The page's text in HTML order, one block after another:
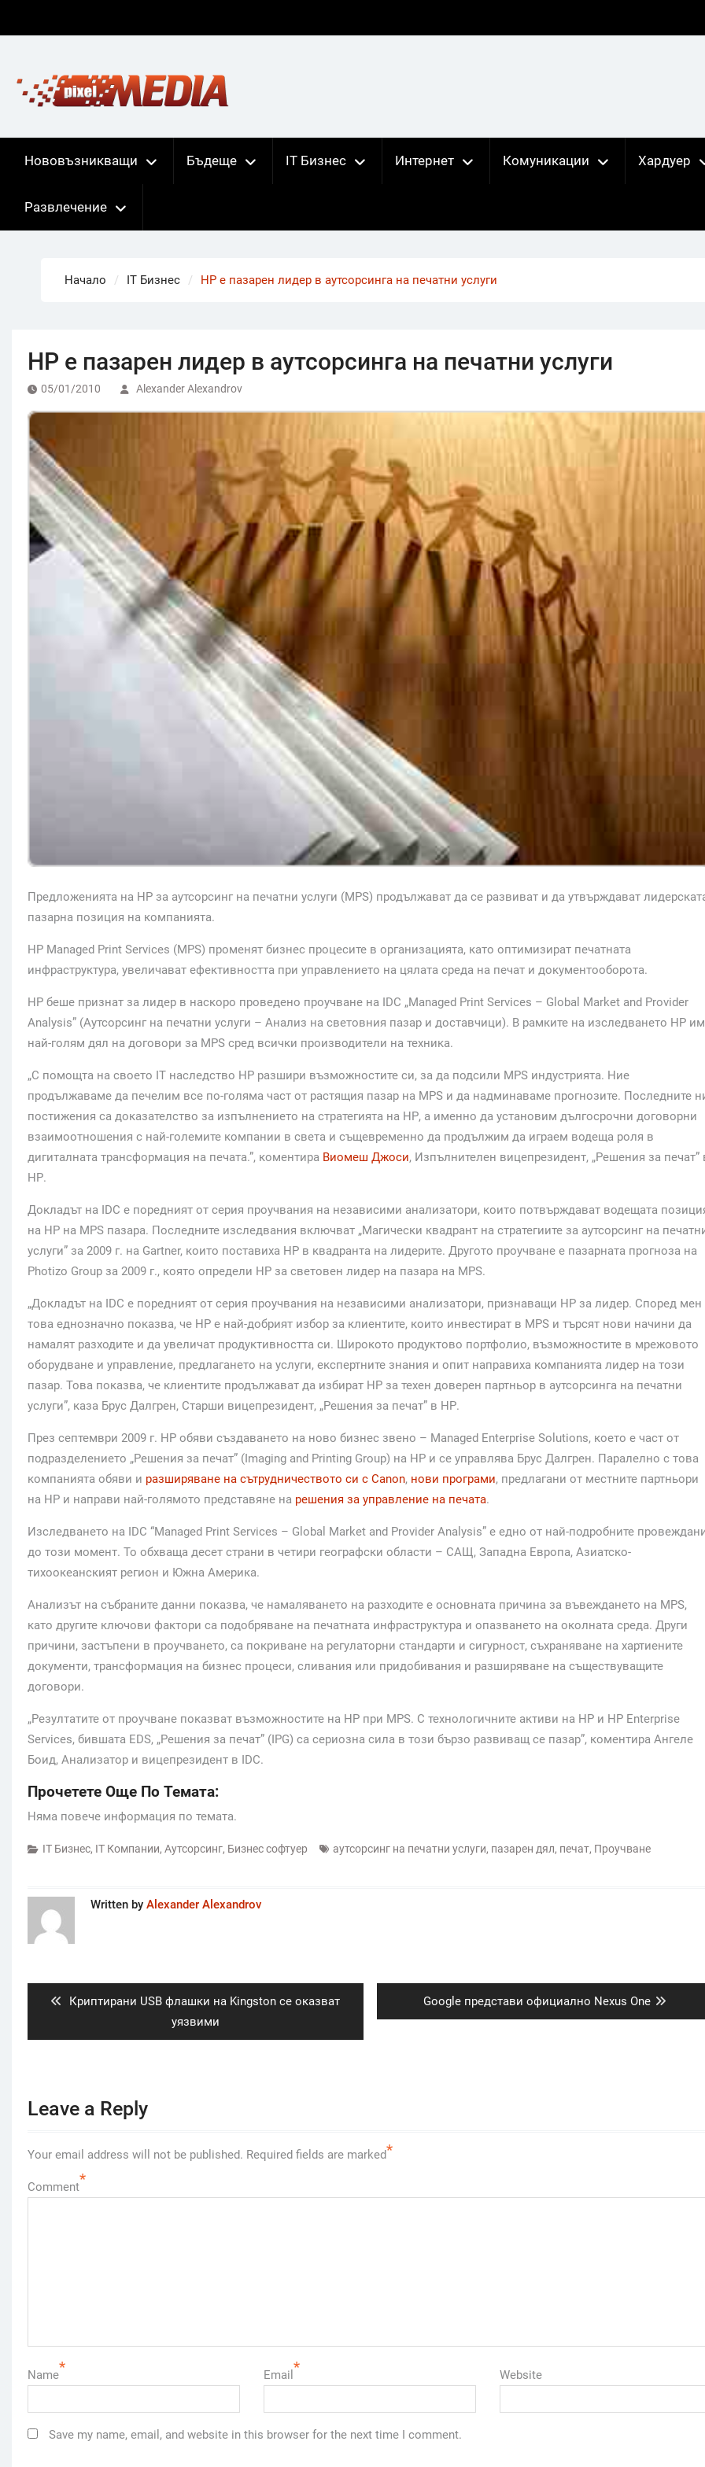
Нововъзникващи Бъдеще IT Бизнес Интернет Комуникации Хардуер
Развлечение
Начало IT Бизнес НР е пазарен лидер в аутсорсинга на печатни услуги
НР е пазарен лидер в аутсорсинга на печатни услуги
05/01/2010 Alexander Alexandrov
Предложенията на НР за аутсорсинг на печатни услуги (MPS) продължават да се развиват и да утвърждават
пазарна позиция на компанията.
НР Managed Print Services (MPS) променят бизнес процесите в организацията, като оптимизират печатната
инфраструктура, увеличават ефективността при управлението на цялата среда на печат и документооборота.
HP беше признат за лидер в наскоро проведено проучване на IDC „Managed Print Services – Global Market and Provider
Analysis” (Аутсорсинг на печатни услуги – Анализ на световния пазар и доставчици). В рамките на изследването НР
най-голям дял на договори за MPS сред всички производители на техника.
„С помощта на своето IT наследство НР разшири възможностите си, за да подсили MPS индустрията. Ние
продължаваме да печелим все по-голяма част от растящия пазар на MPS и да надминаваме прогнозите. Последните
постижения са доказателство за изпълнението на стратегията на НР, а именно да установим дългосрочни договорни
взаимоотношения с най-големите компании в света и същевременно да продължим да играем водеща роля в
дигиталната трансформация на печата.”, коментира Виомеш Джоси, Изпълнителен вицепрезидент, „Решения за печат”
НР.
Докладът на IDC е поредният от серия проучвания на независими анализатори, които потвърждават водещата
на НР на MPS пазара. Последните изследвания включват „Магически квадрант на стратегиите за аутсорсинг на
услуги” за 2009 г. на Gartner, които поставиха НР в квадранта на лидерите. Другото проучване е пазарната прогноза на
Photizo Group за 2009 г., която определи НР за световен лидер на пазара на MPS.
„Докладът на IDC е поредният от серия проучвания на независими анализатори, признаващи HP за лидер. Според мен
това еднозначно показва, че HP е най-добрият избор за клиентите, които инвестират в MPS и търсят нови начини да
намалят разходите и да увеличат продуктивността си. Широкото продуктово портфолио, възможностите в мрежовото
оборудване и управление, предлагането на услуги, експертните знания и опит направиха компанията лидер на този
пазар. Това показва, че клиентите продължават да избират НР за техен доверен партньор в аутсорсинга на печатни
услуги”, каза Брус Далгрен, Старши вицепрезидент, „Решения за печат” в НР.
През септември 2009 г. НР обяви създаването на ново бизнес звено – Managed Enterprise Solutions, което e част от
подразделението „Решения за печат” (Imaging and Printing Group) на HP и се управлява Брус Далгрен. Паралелно с това
компанията обяви и разширяване на сътрудничеството си с Canon, нови програми, предлагани от местните партньори
на HP и направи най-голямото представяне на решения за управление на печата.
Изследването на IDC “Managed Print Services – Global Market and Provider Analysis” e едно от най-подробните
до този момент. То обхваща десет страни в четири географски области – САЩ, Западна Европа, Азиатско-
тихоокеанският регион и Южна Америка.
Анализът на събраните данни показва, че намаляването на разходите е основната причина за въвеждането на MPS,
като другите ключови фактори са подобряване на печатната инфраструктура и опазването на околната среда. Други
причини, застъпени в проучването, са покриване на регулаторни стандарти и сигурност, съхраняване на хартиените
документи, трансформация на бизнес процеси, сливания или придобивания и разширяване на съществуващите
договори.
„Резултатите от проучване показват възможностите на НР при MPS. С технологичните активи на НР и НР Enterprise
Services, бившата EDS, „Решения за печат” (IPG) са сериозна сила в този бързо развиващ се пазар”, коментира Ангеле
Боид, Анализатор и вицепрезидент в IDC.
Прочетете Още По Темата:
Няма повече информация по темата.
IT Бизнес, IT Компании, Аутсорсинг, Бизнес софтуер аутсорсинг на печатни услуги, пазарен дял, печат, Проучване
Written by Alexander Alexandrov
Previous
Криптирани USB флашки на Kingston се оказват
уязвими
Next
post:
Google представи официално Nexus One
Leave a Reply
Your email address will not be published. Required fields are marked*
Comment*
Name* Email * Website
Save my name, email, and website in this browser for the next time I comment.